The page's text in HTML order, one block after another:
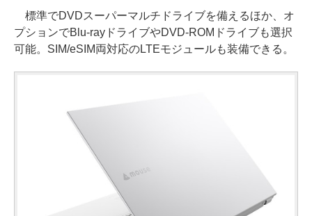
標準でDVDスーパーマルチドライブを備えるほか、オ
プションでBlu-rayドライブやDVD-ROMドライブも選択
可能。SIM/eSIM両対応のLTEモジュールも装備できる。